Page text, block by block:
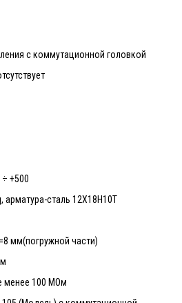
с коммутационной головкой
+500
арматура-сталь 12Х18Н10Т
мм(погружной части)
менее 100 МОм